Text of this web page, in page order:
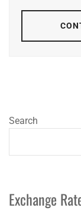
Search
Exchange